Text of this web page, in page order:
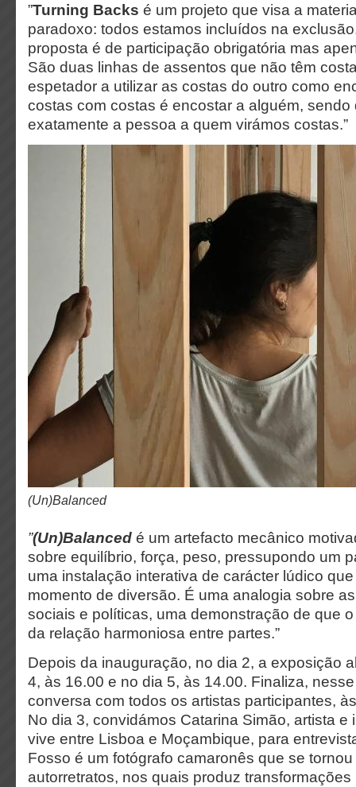
”Turning Backs é um projeto que visa a
paradoxo: todos estamos incluídos na
proposta é de participação obrigatória mas
São duas linhas de assentos que não têm
espetador a utilizar as costas do outro como
costas com costas é encostar a alguém,
exatamente a pessoa a quem virámos costas.”
(Un)Balanced
”(Un)Balanced é um artefacto mecânico
sobre equilíbrio, força, peso, pressupondo um
uma instalação interativa de carácter lúdico
momento de diversão. É uma analogia sobre
sociais e políticas, uma demonstração de que
da relação harmoniosa entre partes.”
Depois da inauguração, no dia 2, a exposição
4, às 16.00 e no dia 5, às 14.00. Finaliza,
conversa com todos os artistas participantes,
No dia 3, convidámos Catarina Simão, artista e
vive entre Lisboa e Moçambique, para
Fosso é um fotógrafo camaronês que se
autorretratos, nos quais produz